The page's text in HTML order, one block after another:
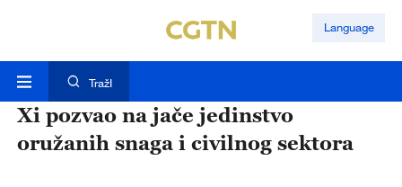
Language
TražI
Xi pozvao na jače jedinstvo
oružanih snaga i civilnog sektora